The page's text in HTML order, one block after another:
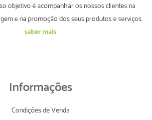
objetivo é acompanhar os nossos clientes na
e na promoção dos seus produtos e serviços.
saber mais
Informações
Condições de Venda